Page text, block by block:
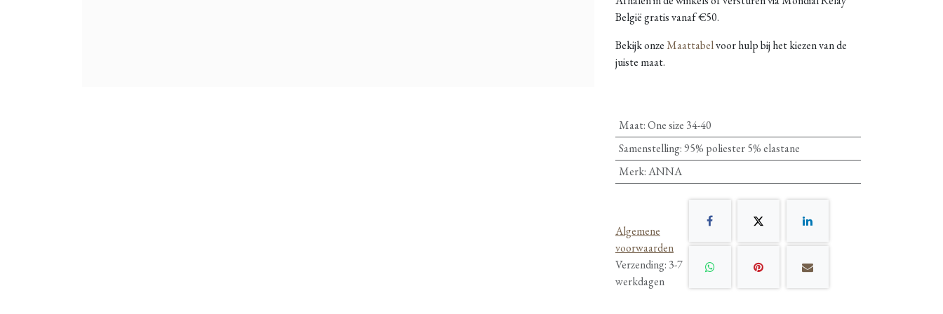
België gratis vanaf €50.
Bekijk onzeMaattabelvoor hulp bij het kiezen van de
juiste maat.
Maat:One size 34-40
Samenstelling:95% poliester 5% elastane
Merk:ANNA
Algemene
voorwaarden
Verzending: 3-7
werkdagen